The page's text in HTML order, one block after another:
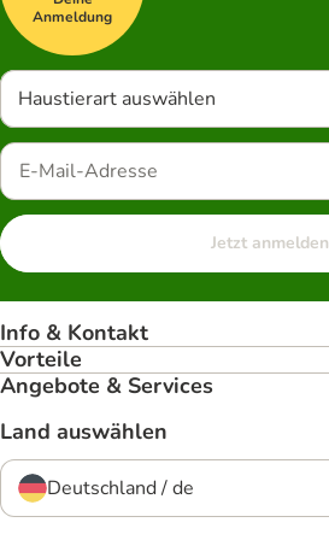
Anmeldung
Haustierart auswählen
Jetzt anmelden
Info & Kontakt
Vorteile
Angebote & Services
Land auswählen
Deutschland / de